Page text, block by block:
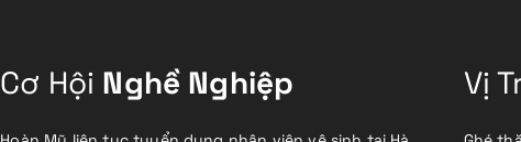
Cơ Hội Nghề Nghiệp Vị